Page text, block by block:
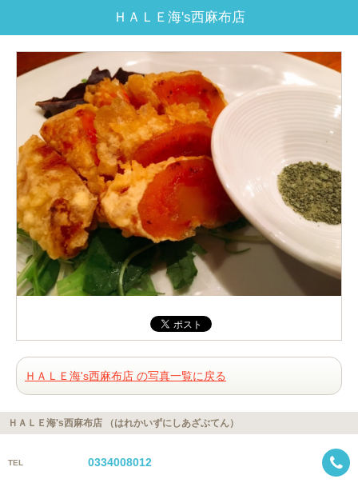
ＨＡＬＥ海's西麻布店
ＨＡＬＥ海's西麻布店 の写真一覧に戻る
ＨＡＬＥ海's西麻布店 （はれかいずにしあざぶてん）
TEL 0334008012